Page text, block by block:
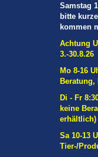
Samstag
bitte
kommen
Achtung
3.-30.8.26
Mo 8-16
Di - Fr
keine
erhältlich)
Sa 10-13
Tier-/